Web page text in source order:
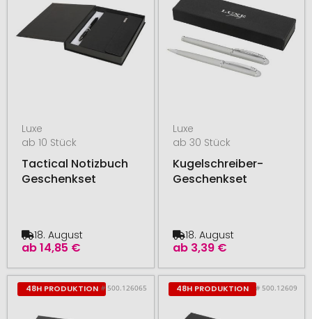
Luxe
ab 10 Stück
Tactical Notizbuch
Geschenkset
ab14,85 €
18. August
Luxe
ab 30 Stück
Kugelschreiber-
Geschenkset
ab 3,39 €
18. August
48H PRODUKTION # 500.126065 48H PRODUKTION # 500.12609